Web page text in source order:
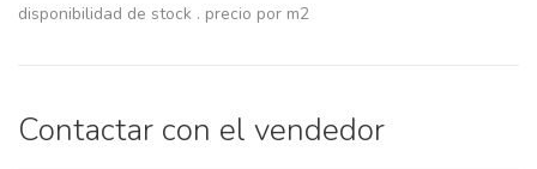
disponibilidad de stock . precio por m2
Contactar con el vendedor